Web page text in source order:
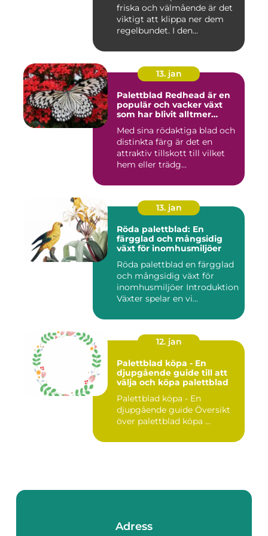
friska och välmående är det
viktigt att klippa ner dem
regelbundet. I den...
13. jan
Palettblad Redhead är en
populär och vacker växt
som har blivit alltmer
trädgårdsentusiaster
Med sina rödaktiga blad och
distinkta färg är det en
attraktiv tillskott till vilket
hem eller trädg...
13. jan
Röda palettblad: En
färgglad och mångsidig
växt för inomhusmiljöer
Röda palettblad en färgglad
och mångsidig växt för
inomhusmiljöer Introduktion
Växter spelar en vi...
12. jan
Palettblad köpa - En
djupgående guide till att
välja och köpa palettblad
Palettblad köpa - En
djupgående guide Översikt
över palettblad köpa ...
Adress